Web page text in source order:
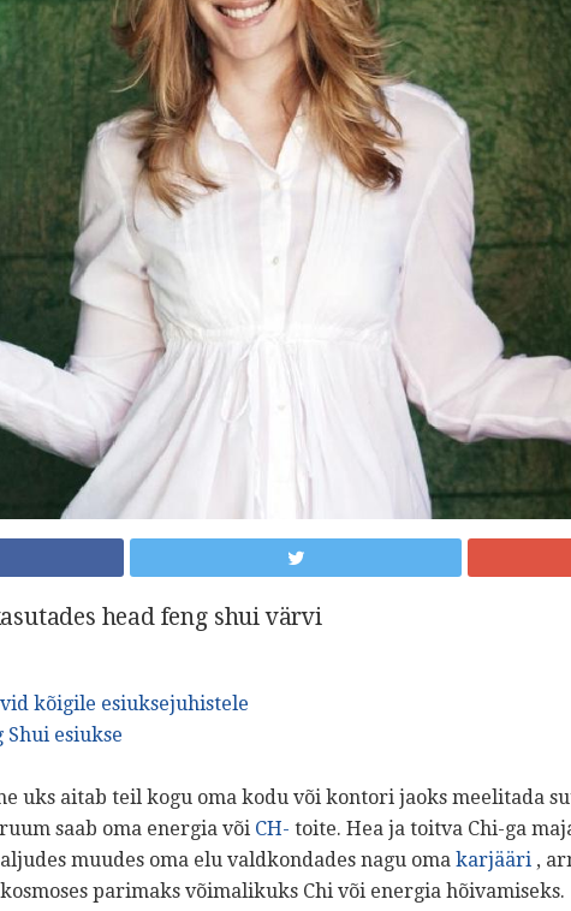
head feng shui värvi
kõigile esiuksejuhistele
Shui esiukse
uks aitab teil kogu oma kodu või kontori jaoks meelitada
saab oma energia või CH- toite. Hea ja toitva Chi-ga
muudes oma elu valdkondades nagu oma karjääri ,
parimaks võimalikuks Chi või energia hõivamiseks.